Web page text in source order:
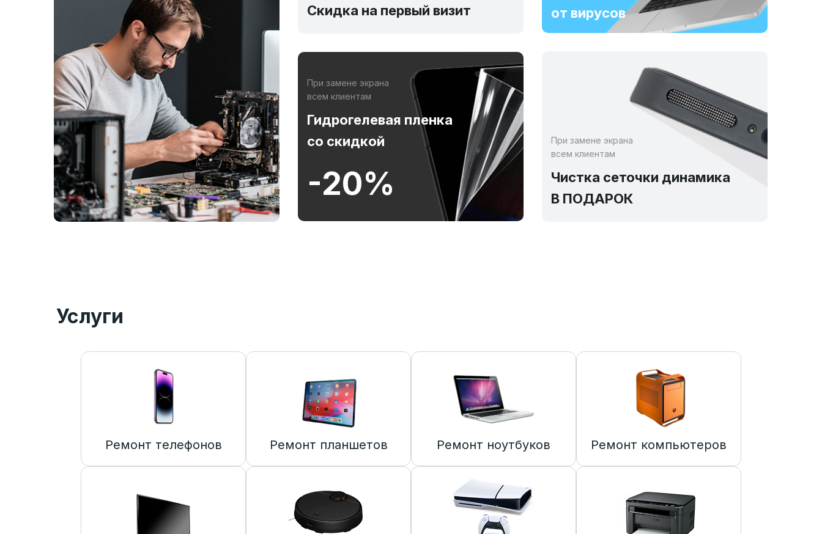
Скидка на первый визит
При замене экрана
всем клиентам
Гидрогелевая пленка
со скидкой
-20%
от вирусов
При замене экрана
всем клиентам
Чистка сеточки динамика
В ПОДАРОК
Услуги
Ремонт телефонов Ремонт планшетов Ремонт ноутбуков Ремонт компьютеров